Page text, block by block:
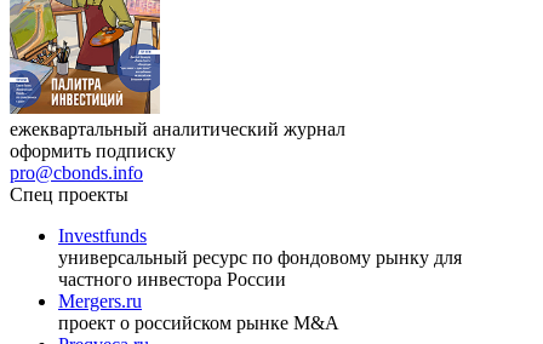
ежеквартальный аналитический журнал
оформить подписку
pro@cbonds.info
Спец проекты
Investfunds
универсальный ресурс по фондовому рынку для
частного инвестора России
Mergers.ru
проект о российском рынке M&A